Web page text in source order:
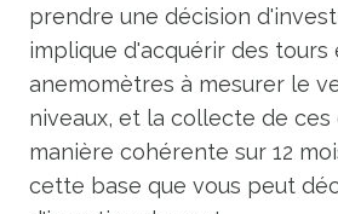
prendre une décision
implique d'acquérir des tours
anemomètres à mesurer le
niveaux, et la collecte de ces
manière cohérente sur 12
cette base que vous peut